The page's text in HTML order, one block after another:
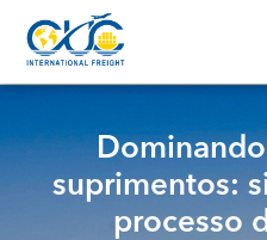
suprimentos:
processo